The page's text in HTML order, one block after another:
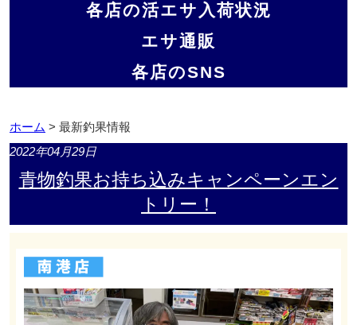
各店の活エサ入荷状況
エサ通販
各店のSNS
ホーム > 最新釣果情報
2022年04月29日
青物釣果お持ち込みキャンペーンエン
トリー！